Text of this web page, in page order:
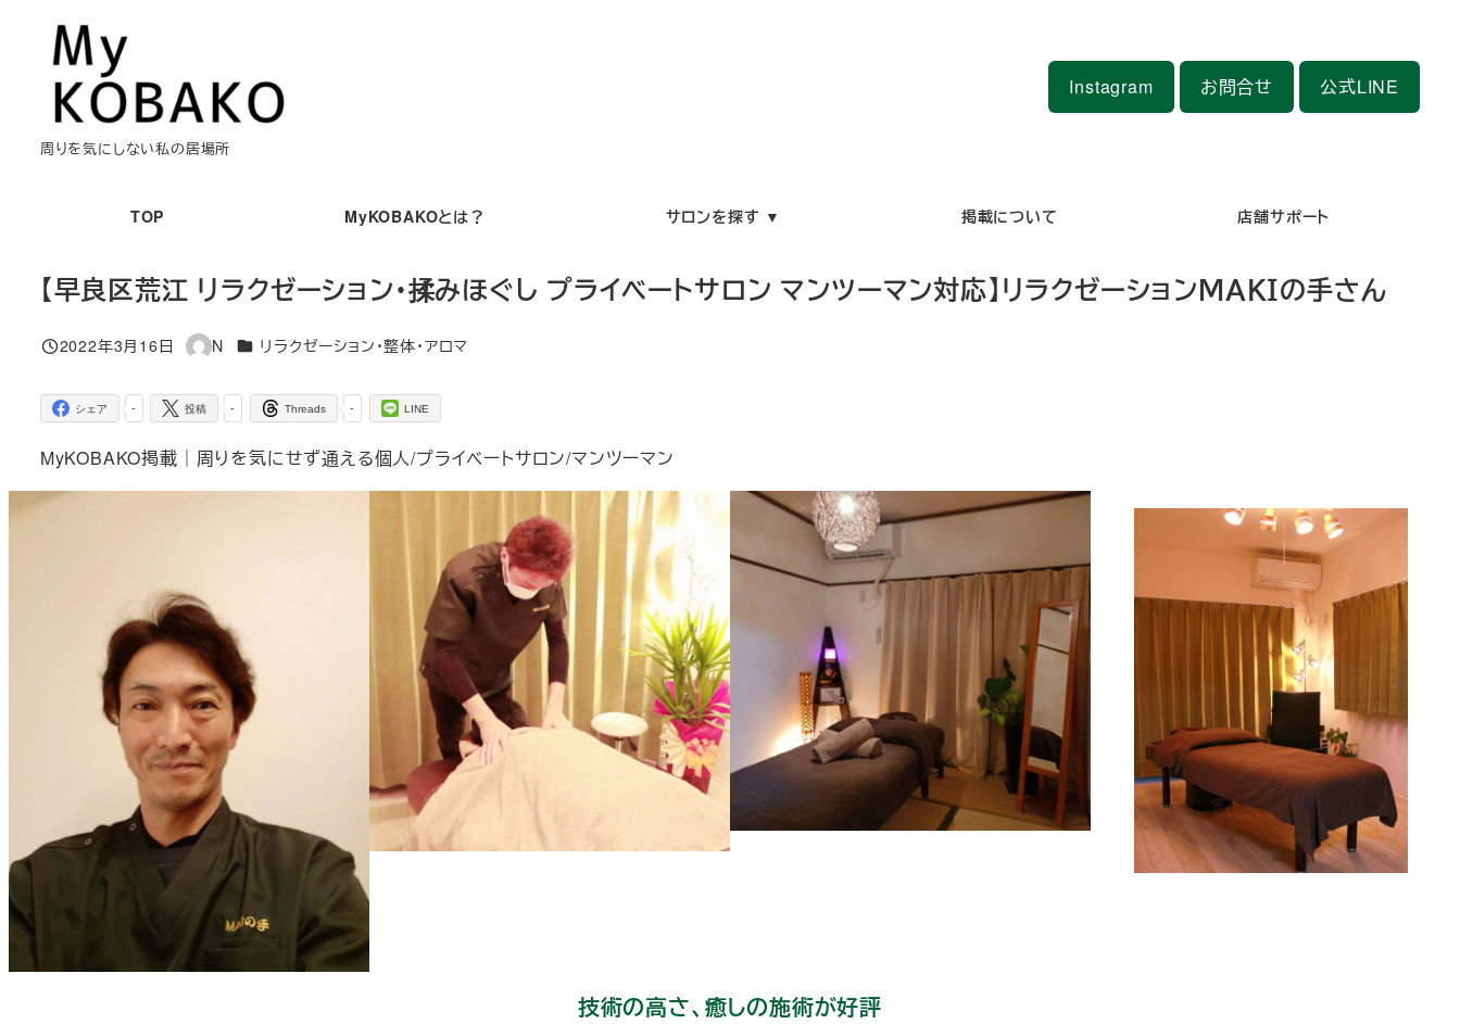
周りを気にしない私の居場所
Instagram お問合せ 公式LINE
TOP MyKOBAKOとは？ サロンを探す ▼ 掲載について 店舗サポート
【早良区荒江 リラクゼーション・揉みほぐし プライベートサロン マンツーマン対応】リラクゼーションＭＡＫＩの手さん
投稿日
2022年3月16日
著
N カテゴリー
リラクゼーション・整体・アロマ
-
シェア -
投稿 -
Threads LINE
MyKOBAKO掲載｜周りを気にせず通える個人/プライベートサロン/マンツーマン
技術の高さ、癒しの施術が好評